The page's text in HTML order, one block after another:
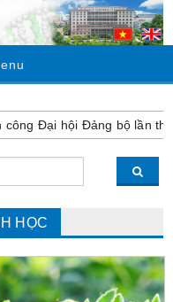
Đại hội Đảng bộ lần thứ VI
HỌC